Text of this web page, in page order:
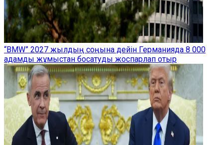
“BMW” 2027 жылдың соңына дейін Германияда 8 000
адамды жұмыстан босатуды жоспарлап отыр